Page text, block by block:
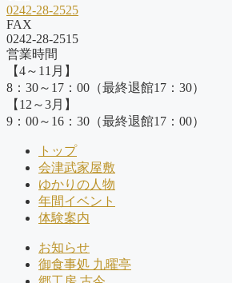
0242-28-2525
FAX
0242-28-2515
営業時間
【4～11月】
8：30～17：00（最終退館17：30）
【12～3月】
9：00～16：30（最終退館17：00）
トップ
会津武家屋敷
ゆかりの人物
年間イベント
体験案内
お知らせ
御食事処 九曜亭